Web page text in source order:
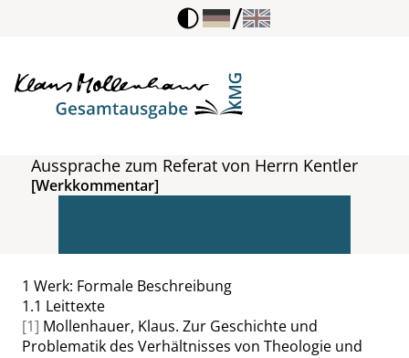
/
Aussprache zum Referat von Herrn Kentler
[Werkkommentar]
1 Werk: Formale Beschreibung
1.1 Leittexte
[1] Mollenhauer, Klaus. Zur Geschichte und
Problematik des Verhältnisses von Theologie und